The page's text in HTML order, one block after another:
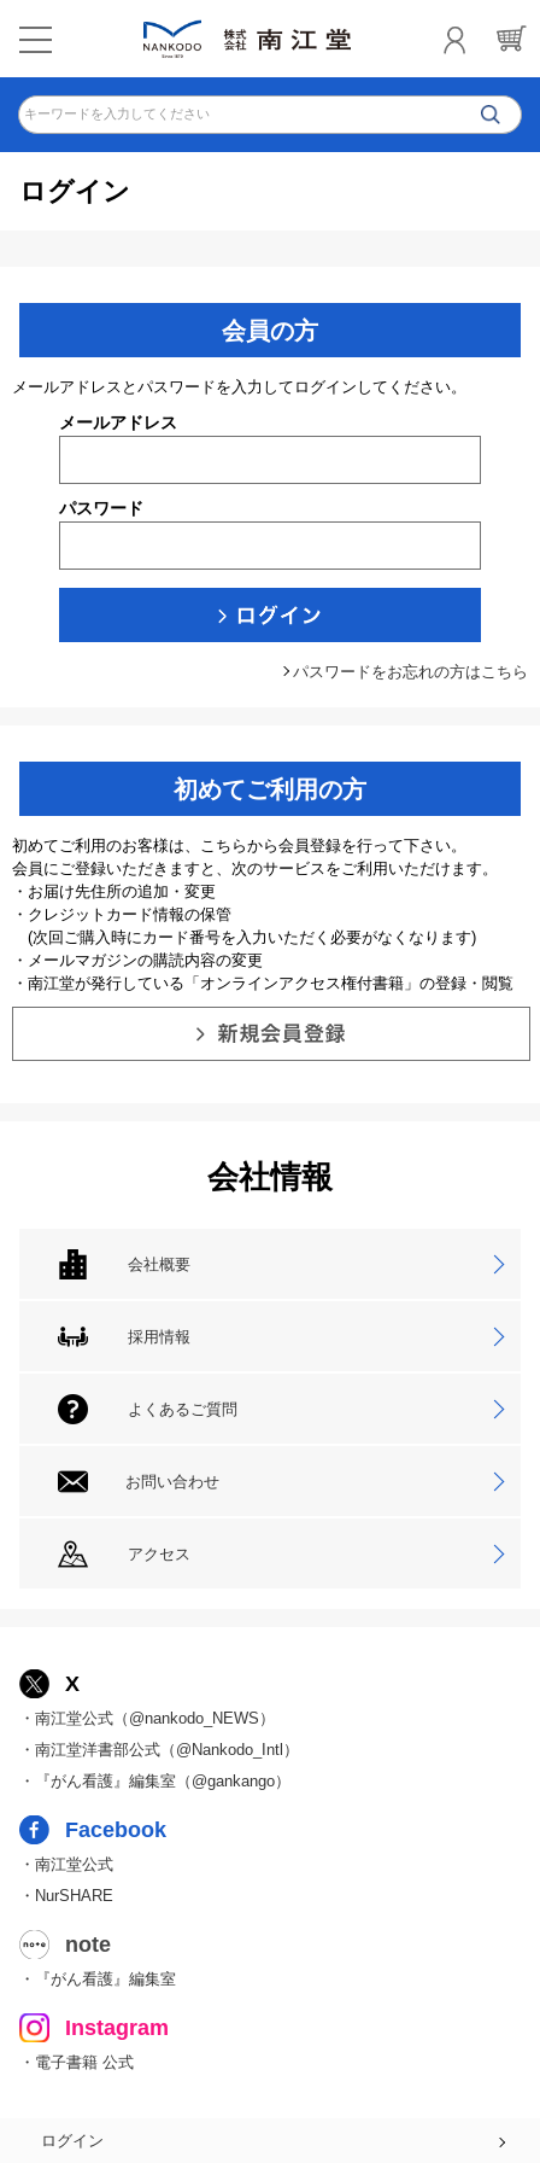
キーワードを入力してください
ログイン
会員の方
メールアドレスとパスワードを入力してログインしてください。
メールアドレス
パスワード
パスワードをお忘れの方はこちら
初めてご利用の方
初めてご利用のお客様は、こちらから会員登録を行って下さい。
会員にご登録いただきますと、次のサービスをご利用いただけます。
・お届け先住所の追加・変更
・クレジットカード情報の保管
(次回ご購入時にカード番号を入力いただく必要がなくなります)
・メールマガジンの購読内容の変更
・南江堂が発行している「オンラインアクセス権付書籍」の登録・閲覧
会社情報
会社概要
採用情報
よくあるご質問
お問い合わせ
アクセス
X
・南江堂公式（@nankodo_NEWS）
・南江堂洋書部公式（@Nankodo_Intl）
・『がん看護』編集室（@gankango）
Facebook
・南江堂公式
・NurSHARE
note
・『がん看護』編集室
Instagram
・電子書籍 公式
ログイン